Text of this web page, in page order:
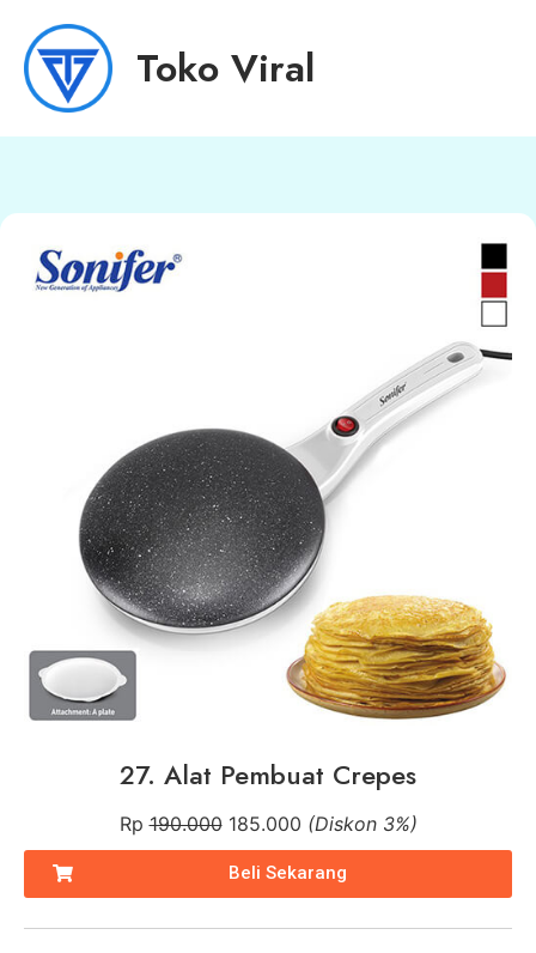
Toko Viral
27. Alat Pembuat Crepes
Rp190.000185.000 (Diskon 3%)
Beli Sekarang